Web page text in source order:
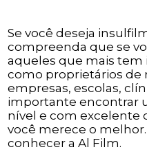
Se você deseja
compreenda que se
aqueles que mais tem
como proprietários de
empresas, escolas,
importante encontrar
nível e com excelente
você merece o
conhecer a Al Film.